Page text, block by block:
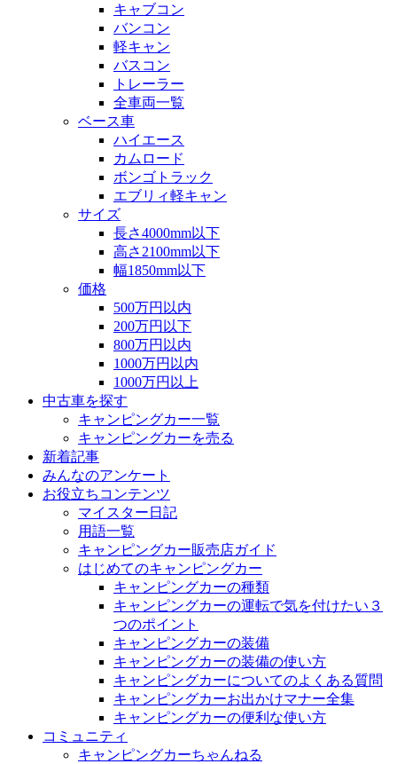
キャブコン
バンコン
軽キャン
バスコン
トレーラー
全車両一覧
ベース車
ハイエース
カムロード
ボンゴトラック
エブリィ軽キャン
サイズ
長さ4000mm以下
高さ2100mm以下
幅1850mm以下
価格
500万円以内
200万円以下
800万円以内
1000万円以内
1000万円以上
中古車を探す
キャンピングカー一覧
キャンピングカーを売る
新着記事
みんなのアンケート
お役立ちコンテンツ
マイスター日記
用語一覧
キャンピングカー販売店ガイド
はじめてのキャンピングカー
キャンピングカーの種類
キャンピングカーの運転で気を付けたい３
つのポイント
キャンピングカーの装備
キャンピングカーの装備の使い方
キャンピングカーについてのよくある質問
キャンピングカーお出かけマナー全集
キャンピングカーの便利な使い方
コミュニティ
キャンピングカーちゃんねる